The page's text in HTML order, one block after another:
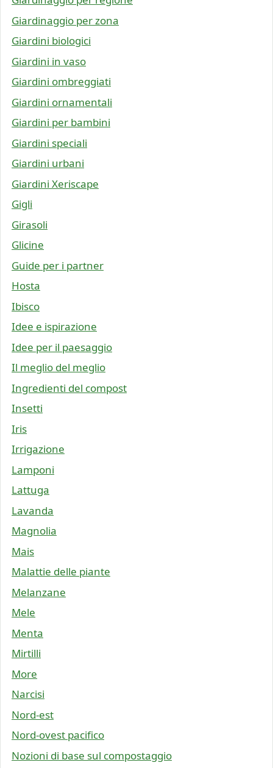
Giardinaggio per zona
Giardini biologici
Giardini in vaso
Giardini ombreggiati
Giardini ornamentali
Giardini per bambini
Giardini speciali
Giardini urbani
Giardini Xeriscape
Gigli
Girasoli
Glicine
Guide per i partner
Hosta
Ibisco
Idee e ispirazione
Idee per il paesaggio
Il meglio del meglio
Ingredienti del compost
Insetti
Iris
Irrigazione
Lamponi
Lattuga
Lavanda
Magnolia
Mais
Malattie delle piante
Melanzane
Mele
Menta
Mirtilli
More
Narcisi
Nord-est
Nord-ovest pacifico
Nozioni di base sul compostaggio